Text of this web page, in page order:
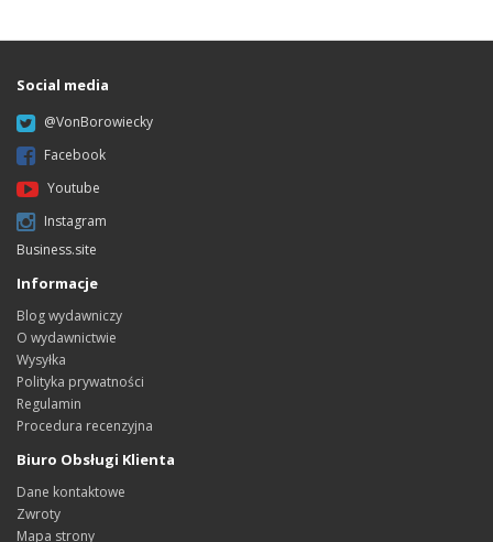
Social media
@VonBorowiecky
Facebook
Youtube
Instagram
Business.site
Informacje
Blog wydawniczy
O wydawnictwie
Wysyłka
Polityka prywatności
Regulamin
Procedura recenzyjna
Biuro Obsługi Klienta
Dane kontaktowe
Zwroty
Mapa strony